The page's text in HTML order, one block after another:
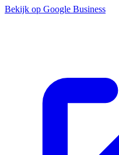
Bekijk op Google Business